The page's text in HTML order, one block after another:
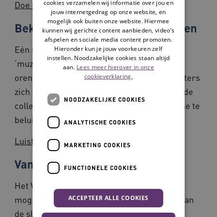
Doe mee met de opdrachten
Bekijk het Mauritshuis met je oren
Eén schilderij, één artiest, één lied. Met het
‘muzieklabel’ Bekijk het Mauritshuis met je
oren vraagt het Mauritshuis singer-songwriters
zich te laten inspireren door topstukken uit de
collectie. De eerste drie nummers zijn online te
beluisteren.
Luister naar de nummers
Van Gogh Museum
Het Van Gogh Museum biedt verschillende
mogelijkheden om online met de collectie aan
de slag te gaan. Van kleurplaten tot
cookies verzamelen wij informatie over jou en
jouw internetgedrag op onze website, en
mogelijk ook buiten onze website. Hiermee
kunnen wij gerichte content aanbieden, video’s
afspelen en sociale media content promoten.
Hieronder kun je jouw voorkeuren zelf
instellen. Noodzakelijke cookies staan altijd
aan. Lees meer hierover in onze
cookieverklaring.
NOODZAKELIJKE COOKIES
ANALYTISCHE COOKIES
MARKETING COOKIES
FUNCTIONELE COOKIES
ACCEPTEER ALLE COOKIES